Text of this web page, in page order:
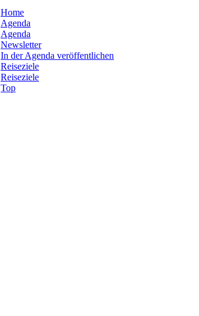
Home
Agenda
Agenda
Newsletter
In der Agenda veröffentlichen
Reiseziele
Reiseziele
Top